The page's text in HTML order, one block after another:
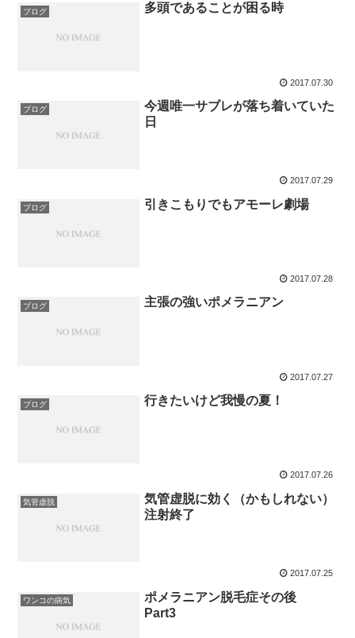
ブログ 多頭であることが困る時
2017.07.30
ブログ
今週唯一サブレが落ち着いていた
日
2017.07.29
ブログ 引きこもりでもアモーレ劇場
2017.07.28
ブログ 主張の強いポメラニアン
2017.07.27
ブログ 行きたいけど我慢の夏！
2017.07.26
気管虚脱
気管虚脱に効く（かもしれない）
注射終了
2017.07.25
ワンコの病気
ポメラニアン脱毛症その後
Part3